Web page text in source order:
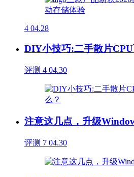
4 04.28
DIY小技巧:二手散片
评测 4 04.30
注意这几点，升级
评测 7 04.30